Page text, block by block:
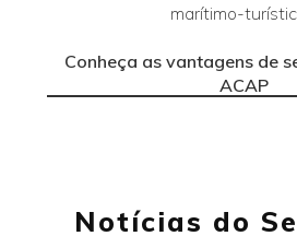
marítimo-
Conheça as vantagens de
ACAP
Notícias do